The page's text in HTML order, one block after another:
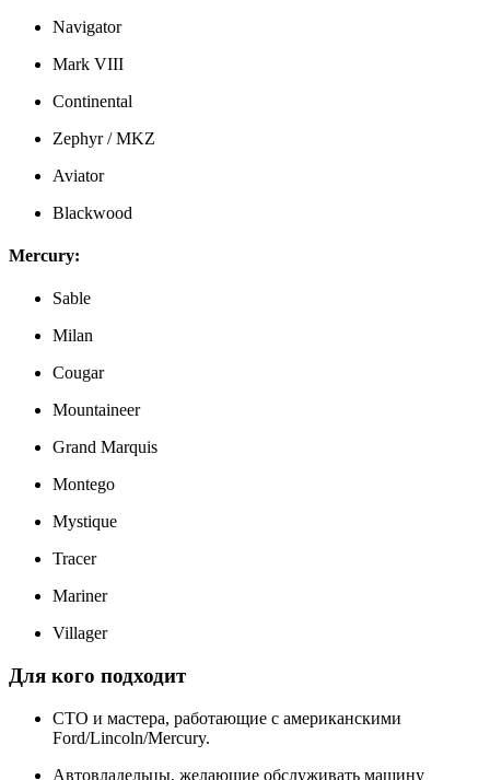
Navigator
Mark VIII
Continental
Zephyr / MKZ
Aviator
Blackwood
Mercury:
Sable
Milan
Cougar
Mountaineer
Grand Marquis
Montego
Mystique
Tracer
Mariner
Villager
Для кого подходит
СТО и мастера, работающие с американскими
Ford/Lincoln/Mercury.
Автовладельцы, желающие обслуживать машину